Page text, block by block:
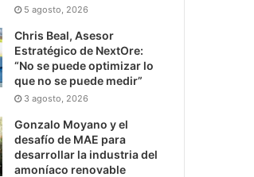
5 agosto, 2026
Chris Beal, Asesor
Estratégico de NextOre:
“No se puede optimizar lo
que no se puede medir”
3 agosto, 2026
Gonzalo Moyano y el
desafío de MAE para
desarrollar la industria del
amoníaco renovable